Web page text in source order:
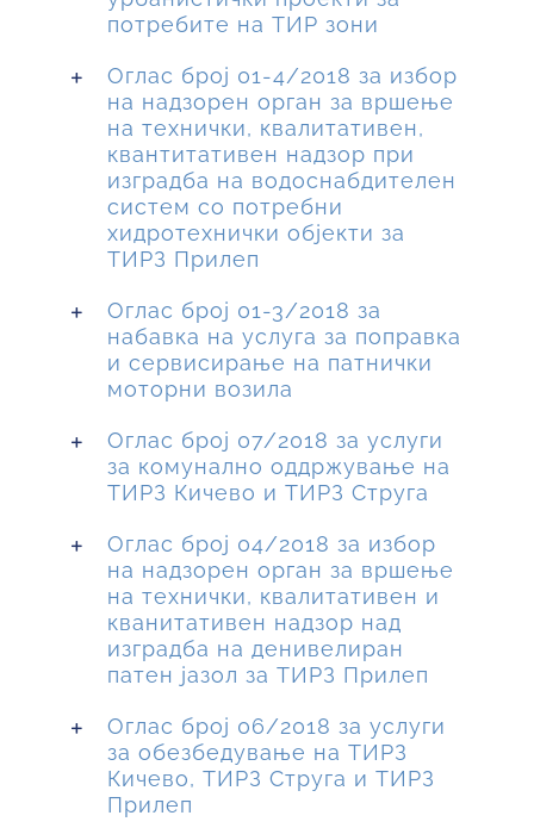
потребите на ТИР зони
Оглас број 01-4/2018 за избор
на надзорен орган за вршење
на технички, квалитативен,
квантитативен надзор при
изградба на водоснабдителен
систем со потребни
хидротехнички објекти за
ТИРЗ Прилеп
Оглас број 01-3/2018 за
набавка на услуга за поправка
и сервисирање на патнички
моторни возила
Оглас број 07/2018 за услуги
за комунално оддржување на
ТИРЗ Кичево и ТИРЗ Струга
Оглас број 04/2018 за избор
на надзорен орган за вршење
на технички, квалитативен и
кванитативен надзор над
изградба на денивелиран
патен јазол за ТИРЗ Прилеп
Оглас број 06/2018 за услуги
за обезбедување на ТИРЗ
Кичево, ТИРЗ Струга и ТИРЗ
Прилеп